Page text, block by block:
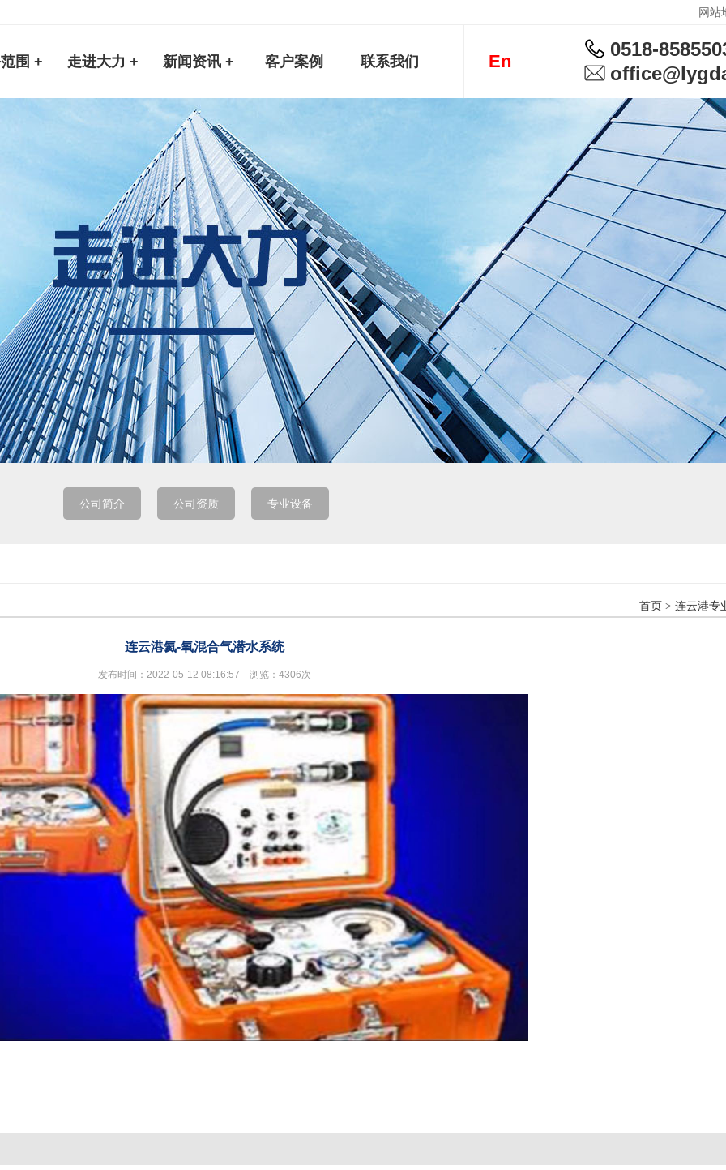
网站
围 + 走进大力 + 新闻资讯 + 客户案例 联系我们 En
0518-
公司简介 公司资质 专业设备
首页 > 连云港专
连云港氦-氧混合气潜水系统
发布时间：2022-05-12 08:16:57 浏览：4306次